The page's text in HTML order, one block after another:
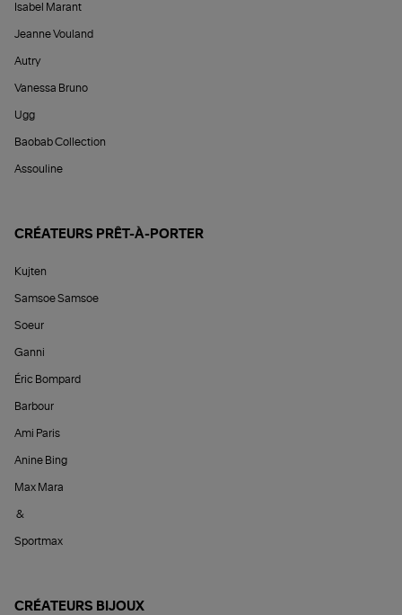
Isabel Marant
Jeanne Vouland
Autry
Vanessa Bruno
Ugg
Baobab Collection
Assouline
CRÉATEURS PRÊT-À-PORTER
Kujten
Samsoe Samsoe
Soeur
Ganni
Éric Bompard
Barbour
Ami Paris
Anine Bing
Max Mara
&
Sportmax
CRÉATEURS BIJOUX